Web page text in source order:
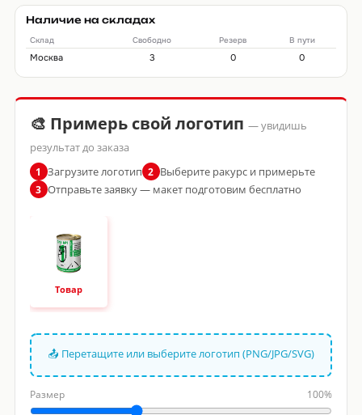
Наличие на складах
Склад Свободно Резерв В пути
Москва 3 0 0
🎨 Примерь свой логотип — увидишь
результат до заказа
1 Загрузите логотип 2 Выберите ракурс и примерьте
3 Отправьте заявку — макет подготовим бесплатно
Товар
📤 Перетащите или выберите логотип (PNG/JPG/SVG)
Размер 100%